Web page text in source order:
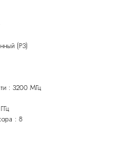
(P3)
: 3200 МГц
: 8